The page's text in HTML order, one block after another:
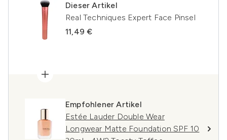
Dieser Artikel
Real Techniques Expert Face Pinsel
11,49 €
Empfohlener Artikel
Estée Lauder Double Wear
Longwear Matte Foundation SPF 10